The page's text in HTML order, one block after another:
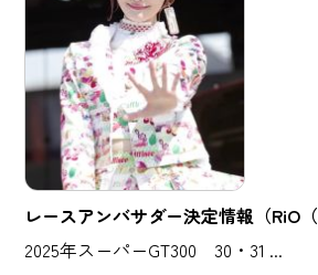
レースアンバサダー決定情報（RiO（
2025年スーパーGT300 30・31 ...